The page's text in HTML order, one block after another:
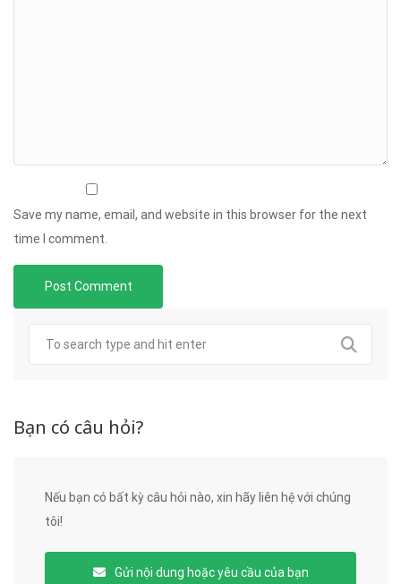
Save my name, email, and website in this browser for the next
time I comment.
Bạn có câu hỏi?
Nếu bạn có bất kỳ câu hỏi nào, xin hãy liên hệ với chúng
tôi!
Gửi nội dung hoặc yêu cầu của bạn